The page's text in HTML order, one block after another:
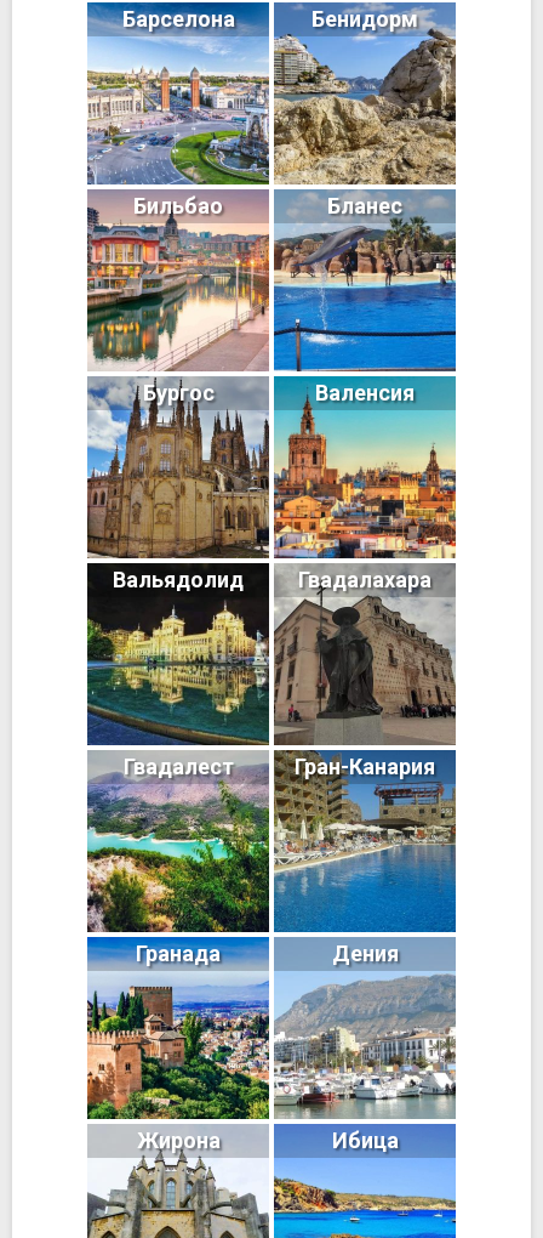
Барселона Бенидорм
Бильбао Бланес
Бургос Валенсия
Вальядолид Гвадалахара
Гвадалест Гран-Канария
Гранада Дения
Жирона Ибица